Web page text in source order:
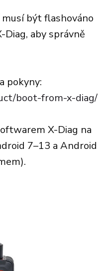
musí být flashováno
Diag, aby správně
pokyny:
boot-from-x-diag/
X-Diag na
7–13 a Android